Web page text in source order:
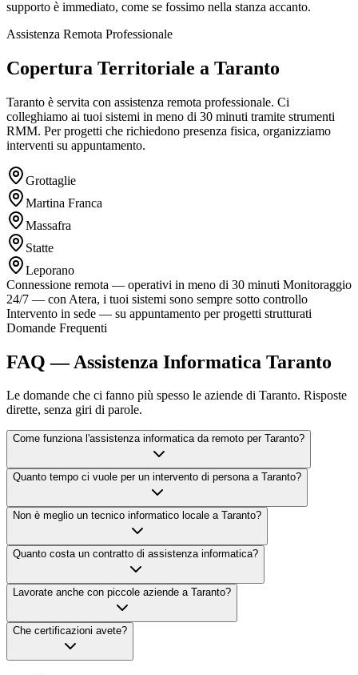
supporto è immediato, come se fossimo nella stanza accanto.
Assistenza Remota Professionale
Copertura Territoriale a Taranto
Taranto è servita con assistenza remota professionale. Ci
colleghiamo ai tuoi sistemi in meno di 30 minuti tramite strumenti
RMM. Per progetti che richiedono presenza fisica, organizziamo
interventi su appuntamento.
Grottaglie
Martina Franca
Massafra
Statte
Leporano
Connessione remota — operativi in meno di 30 minuti Monitoraggio
24/7 — con Atera, i tuoi sistemi sono sempre sotto controllo
Intervento in sede — su appuntamento per progetti strutturati
Domande Frequenti
FAQ — Assistenza Informatica Taranto
Le domande che ci fanno più spesso le aziende di Taranto. Risposte
dirette, senza giri di parole.
Come funziona l'assistenza informatica da remoto per Taranto?
Quanto tempo ci vuole per un intervento di persona a Taranto?
Non è meglio un tecnico informatico locale a Taranto?
Quanto costa un contratto di assistenza informatica?
Lavorate anche con piccole aziende a Taranto?
Che certificazioni avete?